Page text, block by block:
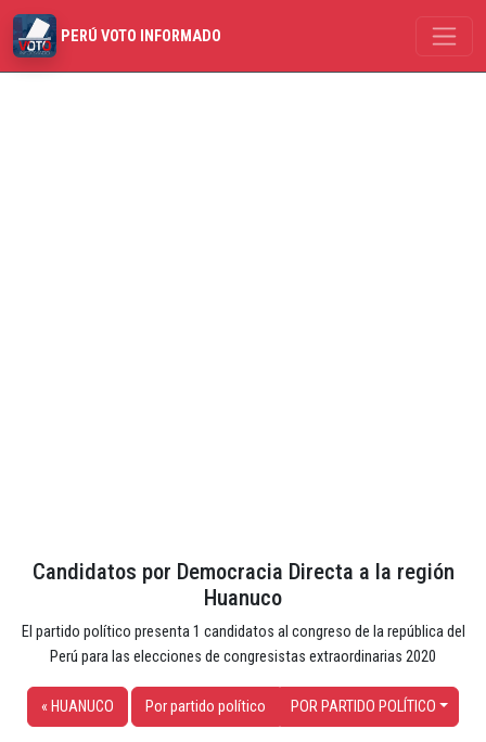
PERÚ VOTO INFORMADO
Candidatos por Democracia Directa a la región
Huanuco
El partido político presenta 1 candidatos al congreso de la república del
Perú para las elecciones de congresistas extraordinarias 2020
« HUANUCO Por partido político POR PARTIDO POLÍTICO